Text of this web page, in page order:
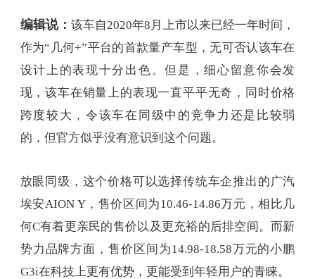
编辑说： 该车自2020年8月上市以来已经一年时间，
作为“几何+”平台的首款量产车型，无可否认该车在
设计上的表现十分出色。但是，细心留意你会发
现，该车在销量上的表现一直平平无奇，同时价格
跨度较大，令该车在同级中的竞争力还是比较弱
的，但官方似乎没有意识到这个问题。
放眼同级，这个价格可以选择传统车企推出的广汽
埃安AION Y，售价区间为10.46-14.86万元，相比几
何C有着更亲民的售价以及更充裕的后排空间。而新
势力品牌方面，售价区间为14.98-18.58万元的小鹏
G3i在科技上更有优势，更能受到年轻用户的青睐。